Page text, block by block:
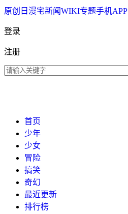
原创 日漫宅新闻WIKI专题手机APP
登录
注册
首页
少年
少女
冒险
搞笑
奇幻
最近更新
排行榜